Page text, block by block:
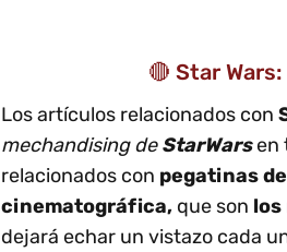
🔴 Star
Los artículos relacionados con
mechandising deStarWarsen
relacionados con pegatinas
cinematográfica, que son los
dejará echar un vistazo cada